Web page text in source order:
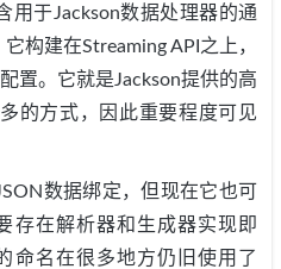
用于Jackson数据处理器的通
它构建在Streaming API之上，
置。它就是Jackson提供的高
的方式，因此重要程度可见
数据绑定，但现在它也可
存在解析器和生成器实现即
命名在很多地方仍旧使用了